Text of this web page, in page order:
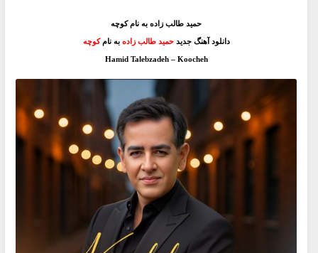
حمید طالب زاده به نام کوچه
دانلود آهنگ جدید حمید طالب زاده به نامکوچه
Hamid Talebzadeh – Koocheh